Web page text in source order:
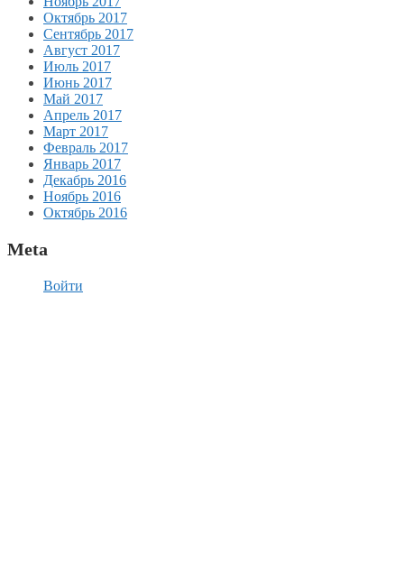
Октябрь 2017
Сентябрь 2017
Август 2017
Июль 2017
Июнь 2017
Май 2017
Апрель 2017
Март 2017
Февраль 2017
Январь 2017
Декабрь 2016
Ноябрь 2016
Октябрь 2016
Meta
Войти